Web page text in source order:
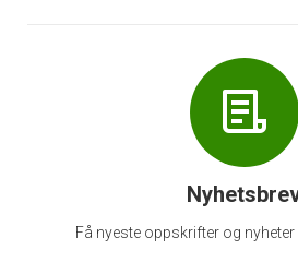
Få nyeste oppskrifter og